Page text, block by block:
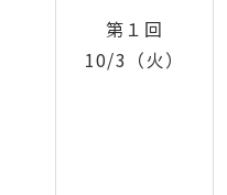
第１回
10/3（火）